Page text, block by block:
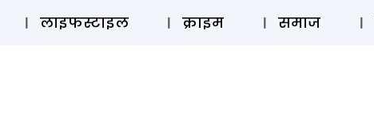
ऑडियो स्टोरी लॉग इन
लाइफस्टाइल क्राइम समाज